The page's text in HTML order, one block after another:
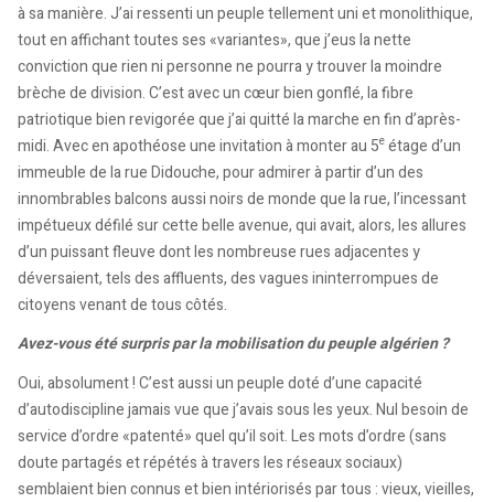
à sa manière. J’ai ressenti un peuple tellement uni et monolithique,
tout en affichant toutes ses «variantes», que j’eus la nette
conviction que rien ni personne ne pourra y trouver la moindre
brèche de division. C’est avec un cœur bien gonflé, la fibre
patriotique bien revigorée que j’ai quitté la marche en fin d’après-
midi. Avec en apothéose une invitation à monter au 5e étage d’un
immeuble de la rue Didouche, pour admirer à partir d’un des
innombrables balcons aussi noirs de monde que la rue, l’incessant
impétueux défilé sur cette belle avenue, qui avait, alors, les allures
d’un puissant fleuve dont les nombreuse rues adjacentes y
déversaient, tels des affluents, des vagues ininterrompues de
citoyens venant de tous côtés.
Avez-vous été surpris par la mobilisation du peuple algérien ?
Oui, absolument ! C’est aussi un peuple doté d’une capacité
d’autodiscipline jamais vue que j’avais sous les yeux. Nul besoin de
service d’ordre «patenté» quel qu’il soit. Les mots d’ordre (sans
doute partagés et répétés à travers les réseaux sociaux)
semblaient bien connus et bien intériorisés par tous : vieux, vieilles,